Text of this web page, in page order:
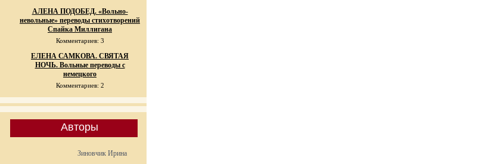
АЛЕНА ПОДОБЕД. «Вольно-
невольные» переводы стихотворений
Спайка Миллигана
Комментариев: 3
ЕЛЕНА САМКОВА. СВЯТАЯ
НОЧЬ. Вольные переводы с
немецкого
Комментариев: 2
Авторы
Зиновчик Ирина